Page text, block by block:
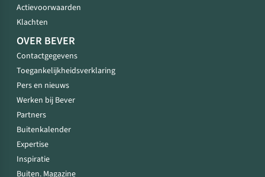
Actievoorwaarden
Klachten
OVER BEVER
Contactgegevens
Toegankelijkheidsverklaring
Pers en nieuws
Werken bij Bever
Partners
Buitenkalender
Expertise
Inspiratie
Buiten. Magazine